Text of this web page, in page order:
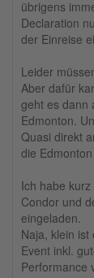
übrigens
Declaration
der Einreise
Leider
Aber dafür
geht es dann
Edmonton.
Quasi direkt
die
Ich habe
Condor und
eingeladen.
Naja, klein
Event inkl.
Performance